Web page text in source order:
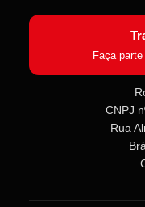
Faça
CNPJ
Rua